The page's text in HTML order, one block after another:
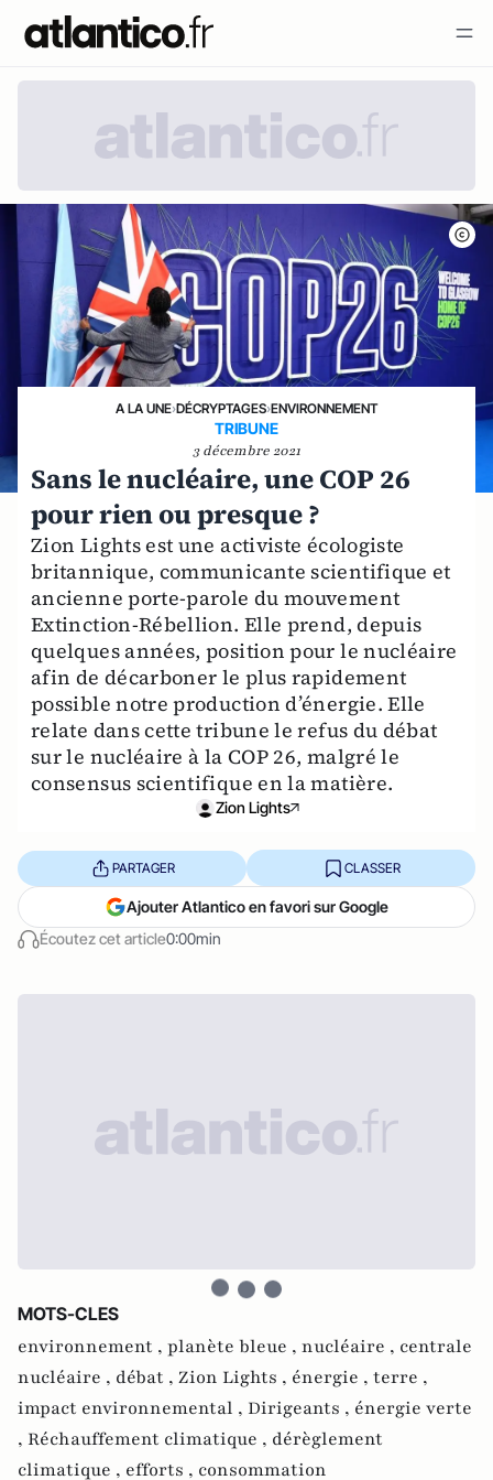
A LA UNE›DÉCRYPTAGES›ENVIRONNEMENT
TRIBUNE
3 décembre 2021
Sans le nucléaire, une COP 26
pour rien ou presque ?
Zion Lights est une activiste écologiste
britannique, communicante scientifique et
ancienne porte-parole du mouvement
Extinction-Rébellion. Elle prend, depuis
quelques années, position pour le nucléaire
afin de décarboner le plus rapidement
possible notre production d’énergie. Elle
relate dans cette tribune le refus du débat
sur le nucléaire à la COP 26, malgré le
consensus scientifique en la matière.
Zion Lights
Écoutez cet article0:00min
PARTAGER CLASSER
Ajouter Atlantico en favori sur Google
MOTS-CLES
environnement , planète bleue , nucléaire , centrale
nucléaire , débat , Zion Lights , énergie , terre ,
impact environnemental , Dirigeants , énergie verte
, Réchauffement climatique , dérèglement
climatique , efforts , consommation